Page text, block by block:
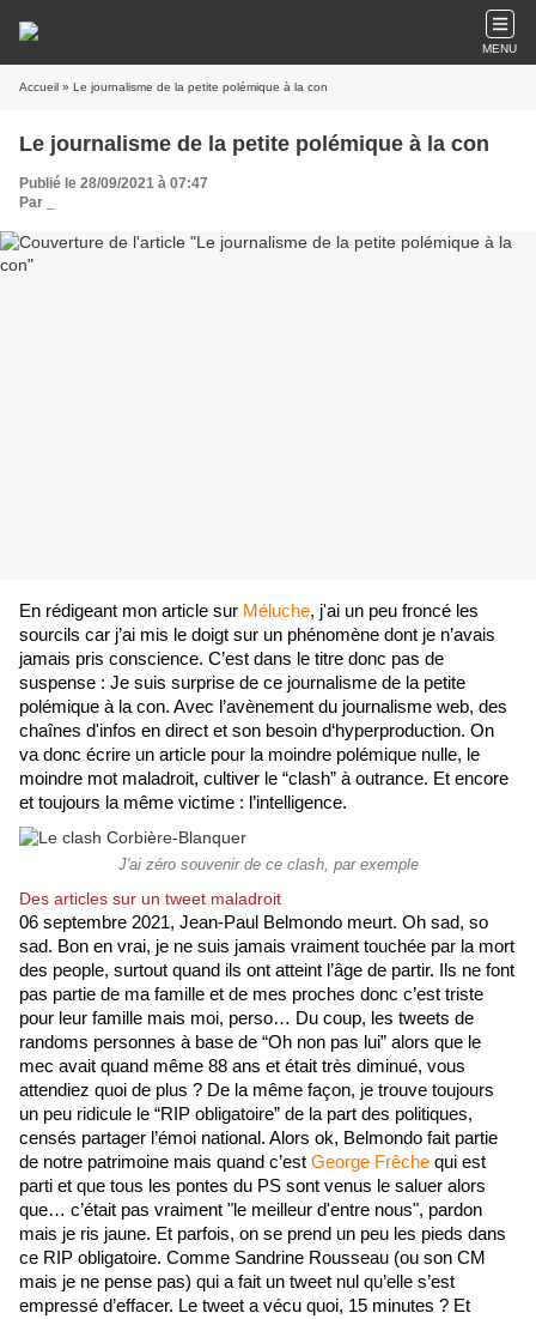
MENU
Accueil » Le journalisme de la petite polémique à la con
Le journalisme de la petite polémique à la con
Publié le 28/09/2021 à 07:47
Par
En rédigeant mon article sur Méluche, j'ai un peu froncé les
sourcils car j’ai mis le doigt sur un phénomène dont je n’avais
jamais pris conscience. C’est dans le titre donc pas de
suspense : Je suis surprise de ce journalisme de la petite
polémique à la con. Avec l’avènement du journalisme web, des
chaînes d'infos en direct et son besoin d‘hyperproduction. On
va donc écrire un article pour la moindre polémique nulle, le
moindre mot maladroit, cultiver le “clash” à outrance. Et encore
et toujours la même victime : l’intelligence.
J'ai zéro souvenir de ce clash, par exemple
Des articles sur un tweet maladroit
06 septembre 2021, Jean-Paul Belmondo meurt. Oh sad, so
sad. Bon en vrai, je ne suis jamais vraiment touchée par la mort
des people, surtout quand ils ont atteint l’âge de partir. Ils ne font
pas partie de ma famille et de mes proches donc c’est triste
pour leur famille mais moi, perso… Du coup, les tweets de
randoms personnes à base de “Oh non pas lui” alors que le
mec avait quand même 88 ans et était très diminué, vous
attendiez quoi de plus ? De la même façon, je trouve toujours
un peu ridicule le “RIP obligatoire” de la part des politiques,
censés partager l’émoi national. Alors ok, Belmondo fait partie
de notre patrimoine mais quand c’est George Frêche qui est
parti et que tous les pontes du PS sont venus le saluer alors
que… c’était pas vraiment "le meilleur d'entre nous", pardon
mais je ris jaune. Et parfois, on se prend un peu les pieds dans
ce RIP obligatoire. Comme Sandrine Rousseau (ou son CM
mais je ne pense pas) qui a fait un tweet nul qu’elle s’est
empressé d’effacer. Le tweet a vécu quoi, 15 minutes ? Et